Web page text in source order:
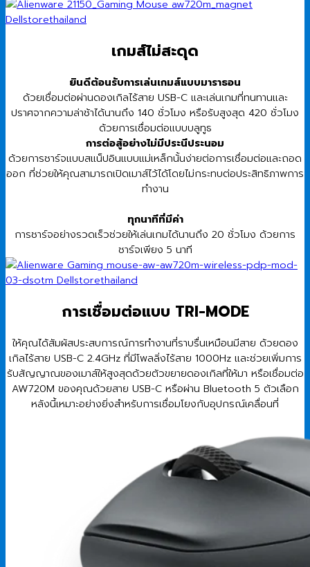
เกมส์ไม่สะดุด
ยินดีต้อนรับการเล่นเกมส์แบบมาราธอน
ด้วยเชื่อมต่อผ่านดองเกิลไร้สาย USB-C และเล่นเกมที่ทนทานและ
ปราศจากความล่าช้าได้นานถึง 140 ชั่วโมง หรือรับสูงสุด 420 ชั่วโมง
ด้วยการเชื่อมต่อแบบบลูทูธ
การต่อสู้อย่างไม่มีประนีประนอม
ด้วยการชาร์จแบบสแน็ปอินแบบแม่เหล็กนั้นง่ายต่อการเชื่อมต่อและถอด
ออก ที่ช่วยให้คุณสามารถเปิดเมาส์ไว้ได้โดยไม่กระทบต่อประสิทธิภาพการ
ทำงาน
ทุกนาทีที่มีค่า
การชาร์จอย่างรวดเร็วช่วยให้เล่นเกมได้นานถึง 20 ชั่วโมง ด้วยการ
ชาร์จเพียง 5 นาที
การเชื่อมต่อแบบ TRI-MODE
ให้คุณได้สัมผัสประสบการณ์การทำงานที่ราบรื่นเหมือนมีสาย ด้วยดอง
เกิลไร้สาย USB-C 2.4GHz ที่มีโพลลิ่งไร้สาย 1000Hz และช่วยเพิ่มการ
รับสัญญาณของเมาส์ให้สูงสุดด้วยตัวขยายดองเกิลที่ให้มา หรือเชื่อมต่อ
AW720M ของคุณด้วยสาย USB-C หรือผ่าน Bluetooth 5 ตัวเลือก
หลังนี้เหมาะอย่างยิ่งสำหรับการเชื่อมโยงกับอุปกรณ์เคลื่อนที่